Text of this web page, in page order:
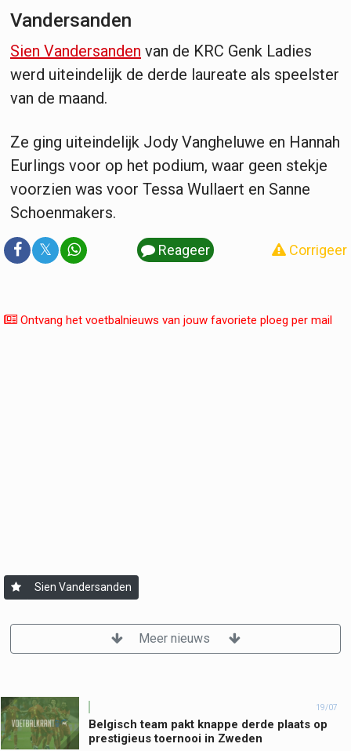
Vandersanden
Sien Vandersanden van de KRC Genk Ladies
werd uiteindelijk de derde laureate als speelster
van de maand.
Ze ging uiteindelijk Jody Vangheluwe en Hannah
Eurlings voor op het podium, waar geen stekje
voorzien was voor Tessa Wullaert en Sanne
Schoenmakers.
𝕏 Reageer Corrigeer
Ontvang het voetbalnieuws van jouw favoriete ploeg per mail
Sien Vandersanden
Meer nieuws
19/07
Belgisch team pakt knappe derde plaats op
prestigieus toernooi in Zweden